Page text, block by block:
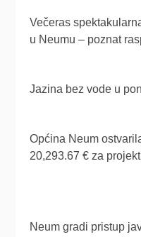
Večeras
u Neumu – poznat
Jazina bez vode u
Općina Neum
20,293.67 € za
Neum gradi pristup